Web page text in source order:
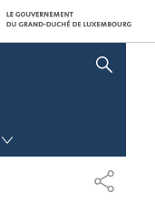
AFFICHER / MASQUER LA RECHERCHE
P
A